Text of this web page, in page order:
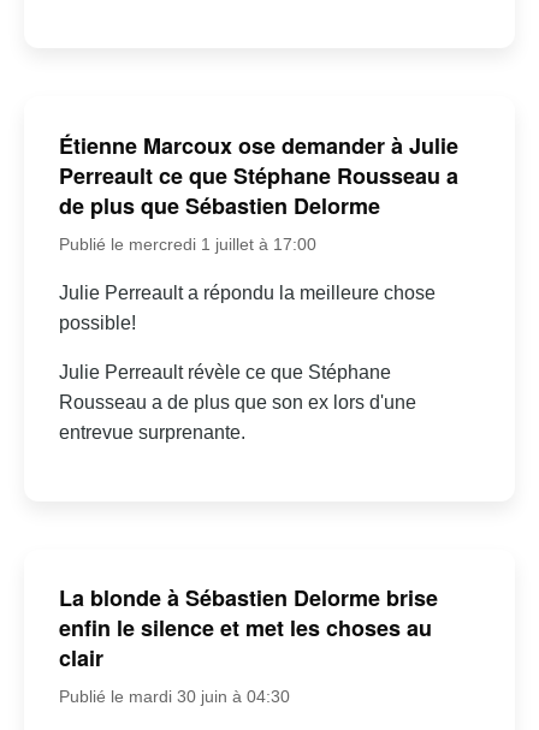
Étienne Marcoux ose demander à Julie
Perreault ce que Stéphane Rousseau a
de plus que Sébastien Delorme
Publié le mercredi 1 juillet à 17:00
Julie Perreault a répondu la meilleure chose
possible!
Julie Perreault révèle ce que Stéphane
Rousseau a de plus que son ex lors d'une
entrevue surprenante.
La blonde à Sébastien Delorme brise
enfin le silence et met les choses au
clair
Publié le mardi 30 juin à 04:30